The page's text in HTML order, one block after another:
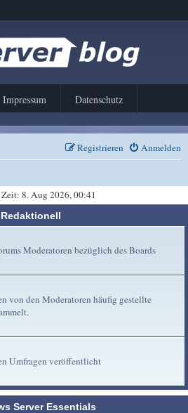
Impressum Datenschutz
Anmelden
Registrieren
8. Aug 2026, 00:41
Redaktionell
Moderatoren bezüglich des Boards
von den Moderatoren häufig gestellte
Umfragen veröffentlicht
Server Essentials